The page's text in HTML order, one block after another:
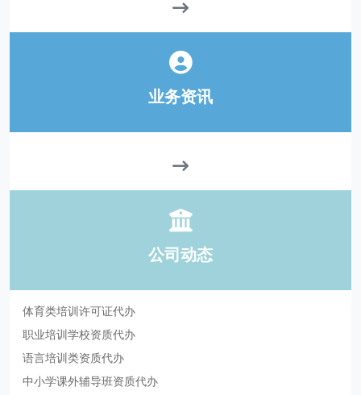
业务资讯
公司动态
体育类培训许可证代办
职业培训学校资质代办
语言培训类资质代办
中小学课外辅导班资质代办